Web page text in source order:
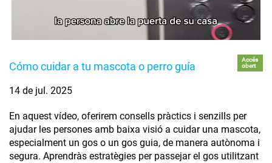
Cómo cuidar a tu mascota o perro guía
Accés
obert
14 de jul. 2025
En aquest vídeo, oferirem consells pràctics i senzills per
ajudar les persones amb baixa visió a cuidar una mascota,
especialment un gos o un gos guia, de manera autònoma i
segura. Aprendràs estratègies per passejar el gos utilitzant